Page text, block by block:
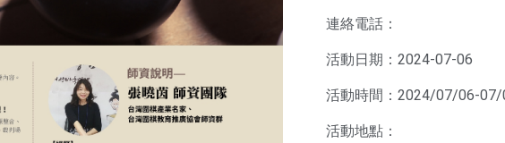
連絡電話：
活動日期：2024-07-06
活動時間：2024/07/06-07/
活動地點：